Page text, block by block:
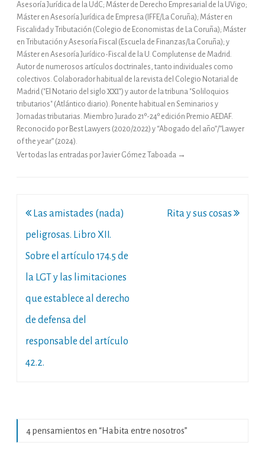
Asesoría Jurídica de la UdC; Máster de Derecho Empresarial de la UVigo;
Máster en Asesoría Jurídica de Empresa (IFFE/La Coruña); Máster en
Fiscalidad y Tributación (Colegio de Economistas de La Coruña); Máster
en Tributación y Asesoría Fiscal (Escuela de Finanzas/La Coruña); y
Máster en Asesoría Jurídico-Fiscal de la U. Complutense de Madrid.
Autor de numerosos artículos doctrinales, tanto individuales como
colectivos. Colaborador habitual de la revista del Colegio Notarial de
Madrid ("El Notario del siglo XXI") y autor de la tribuna "Soliloquios
tributarios" (Atlántico diario). Ponente habitual en Seminarios y
Jornadas tributarias. Miembro Jurado 21º-24º edición Premio AEDAF.
Reconocido por Best Lawyers (2020/2022) y “Abogado del año”/”Lawyer
of the year” (2024).
Ver todas las entradas por Javier Gómez Taboada →
Navegación
de
entradas
Las amistades (nada)
peligrosas. Libro XII.
Sobre el artículo 174.5 de
la LGT y las limitaciones
que establece al derecho
de defensa del
responsable del artículo
42.2.
Rita y sus cosas
4 pensamientos en “Habita entre nosotros”